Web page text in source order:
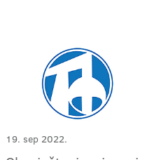
19. sep 2022.